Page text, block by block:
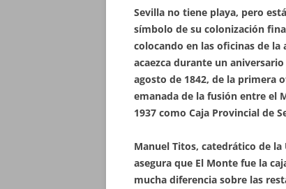
Sevilla no tiene playa, pero
símbolo de su colonización
colocando en las oficinas de
acaezca durante un
agosto de 1842, de la primera
emanada de la fusión entre el
1937 como Caja Provincial de
Manuel Titos, catedrático de la
asegura que El Monte fue la
mucha diferencia sobre las